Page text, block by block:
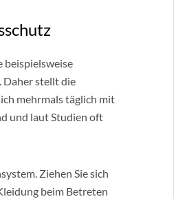
beispielsweise
Daher stellt die
mehrmals täglich mit
und laut Studien oft
Ziehen Sie sich
beim Betreten